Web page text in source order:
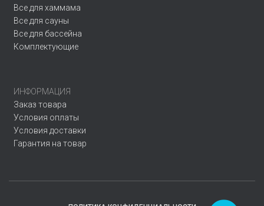
Все для хаммама
Все для сауны
Все для бассейна
Комплектующие
ИНФОРМАЦИЯ
Заказ товара
Условия оплаты
Условия доставки
Гарантия на товар